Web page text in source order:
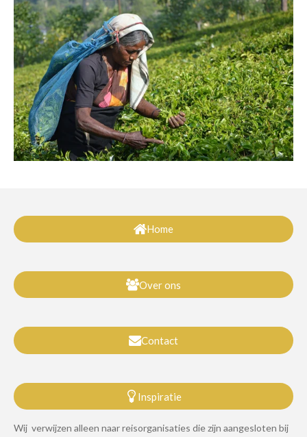
Home
Over ons
Contact
Inspiratie
Wij verwijzen alleen naar reisorganisaties die zijn aangesloten bij